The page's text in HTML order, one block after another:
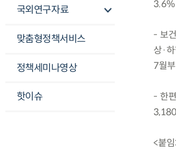
국외연구자료
맞춤형정책서비스
정책세미나영상
핫이슈
3.6%
- 보
상·
7월
- 한
<붙